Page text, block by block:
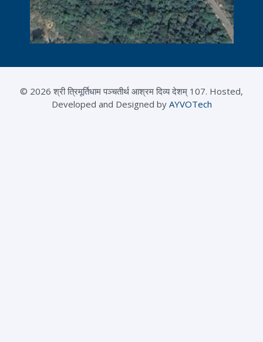
© 2026 श्री त्रिमूर्तिधाम पञ्चतीर्थ आश्रम दिव्य देशम् 107. Hosted,
Developed and Designed by AYVOTech